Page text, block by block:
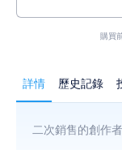
購買
詳情 歷史記錄
二次銷售的創作